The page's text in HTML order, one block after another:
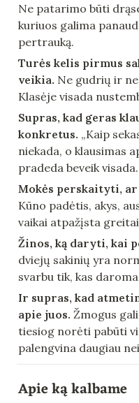
Ne patarimo būti
kuriuos galima
pertrauką.
Turės kelis pirmus
veikia. Ne gudrių ir
Klasėje visada
Supras, kad geras
konkretus. „Kaip
niekada, o klausimas
pradeda beveik visada.
Mokės perskaityti,
Kūno padėtis, akys,
vaikai atpažįsta
Žinos, ką daryti, kai
dviejų sakinių yra
svarbu tik, kas
Ir supras, kad
apie juos. Žmogus
tiesiog norėti pabūti
palengvina daugiau
Apie ką kalbame